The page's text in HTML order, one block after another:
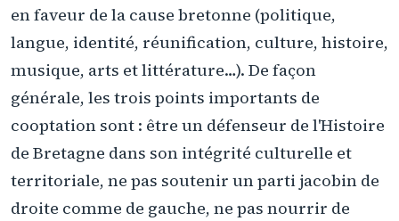
en faveur de la cause bretonne (politique,
langue, identité, réunification, culture, histoire,
musique, arts et littérature…). De façon
générale, les trois points importants de
cooptation sont : être un défenseur de l'Histoire
de Bretagne dans son intégrité culturelle et
territoriale, ne pas soutenir un parti jacobin de
droite comme de gauche, ne pas nourrir de